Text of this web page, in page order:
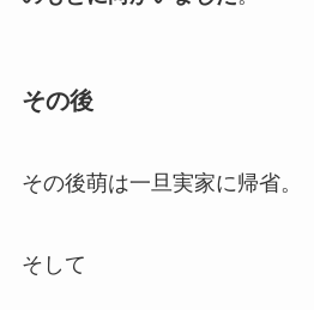
その後
その後萌は一旦実家に帰省。
そして